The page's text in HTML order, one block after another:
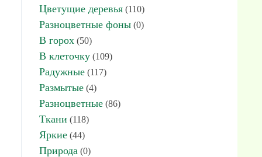
Цветущие деревья (110)
Разноцветные фоны (0)
В горох (50)
В клеточку (109)
Радужные (117)
Размытые (4)
Разноцветные (86)
Ткани (118)
Яркие (44)
Природа (0)